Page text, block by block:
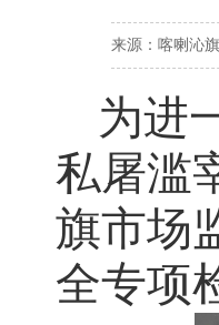
来源：喀喇沁
为进
私屠滥
旗市场
全专项